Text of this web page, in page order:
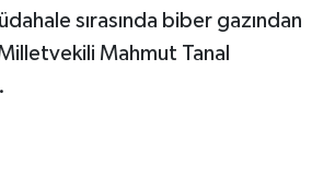
sırasında biber gazından
Mahmut Tanal